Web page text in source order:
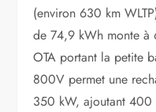
(environ 630 km
de 74,9 kWh monte à
OTA portant la petite
800V permet une
350 kW, ajoutant 400